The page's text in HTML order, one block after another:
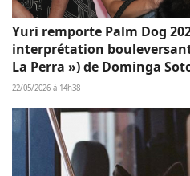
Yuri remporte Palm Dog
interprétation
La Perra ») de Dominga
22/05/2026 à 14h38